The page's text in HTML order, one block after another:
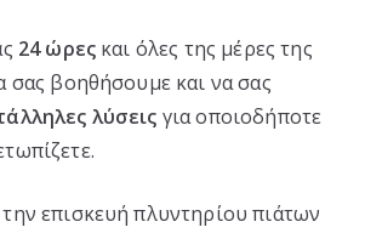
24 ώρες και όλες της μέρες της
σας βοηθήσουμε και να σας
λύσεις για οποιοδήποτε
επισκευή πλυντηρίου πιάτων